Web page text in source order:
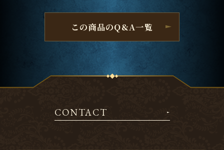
この商品のQ&A一覧
CONTACT